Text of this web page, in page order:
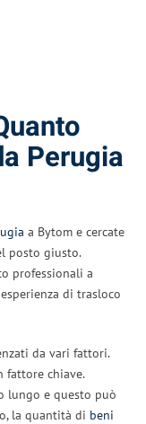
Perugia
a Bytom e cercate
posto giusto.
professionali a
di trasloco
da vari fattori.
fattore chiave.
lungo e questo può
la quantità di beni